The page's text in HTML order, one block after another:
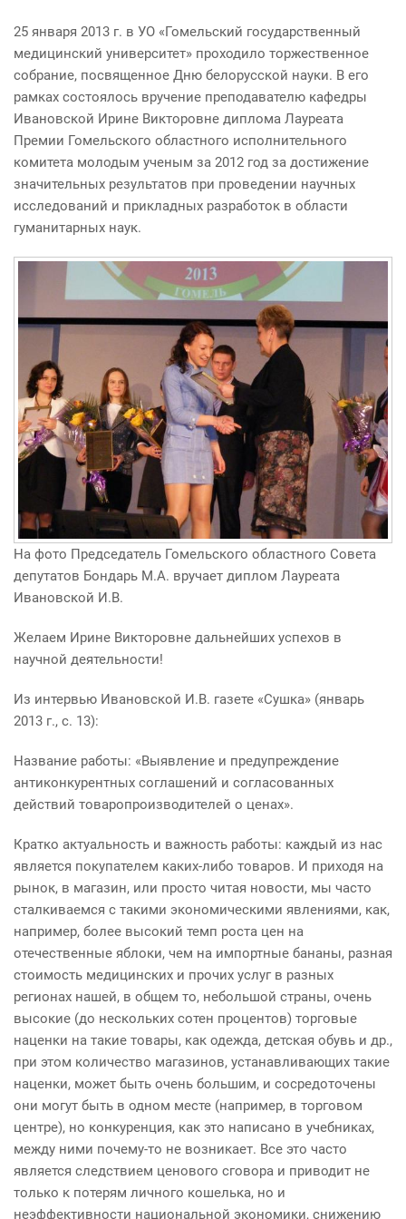
25 января 2013 г. в УО «Гомельский государственный
медицинский университет» проходило торжественное
собрание, посвященное Дню белорусской науки. В его
рамках состоялось вручение преподавателю кафедры
Ивановской Ирине Викторовне диплома Лауреата
Премии Гомельского областного исполнительного
комитета молодым ученым за 2012 год за достижение
значительных результатов при проведении научных
исследований и прикладных разработок в области
гуманитарных наук.
На фото Председатель Гомельского областного Совета
депутатов Бондарь М.А. вручает диплом Лауреата
Ивановской И.В.
Желаем Ирине Викторовне дальнейших успехов в
научной деятельности!
Из интервью Ивановской И.В. газете «Сушка» (январь
2013 г., с. 13):
Название работы: «Выявление и предупреждение
антиконкурентных соглашений и согласованных
действий товаропроизводителей о ценах».
Кратко актуальность и важность работы: каждый из нас
является покупателем каких-либо товаров. И приходя на
рынок, в магазин, или просто читая новости, мы часто
сталкиваемся с такими экономическими явлениями, как,
например, более высокий темп роста цен на
отечественные яблоки, чем на импортные бананы, разная
стоимость медицинских и прочих услуг в разных
регионах нашей, в общем то, небольшой страны, очень
высокие (до нескольких сотен процентов) торговые
наценки на такие товары, как одежда, детская обувь и др.,
при этом количество магазинов, устанавливающих такие
наценки, может быть очень большим, и сосредоточены
они могут быть в одном месте (например, в торговом
центре), но конкуренция, как это написано в учебниках,
между ними почему-то не возникает. Все это часто
является следствием ценового сговора и приводит не
только к потерям личного кошелька, но и
неэффективности национальной экономики, снижению